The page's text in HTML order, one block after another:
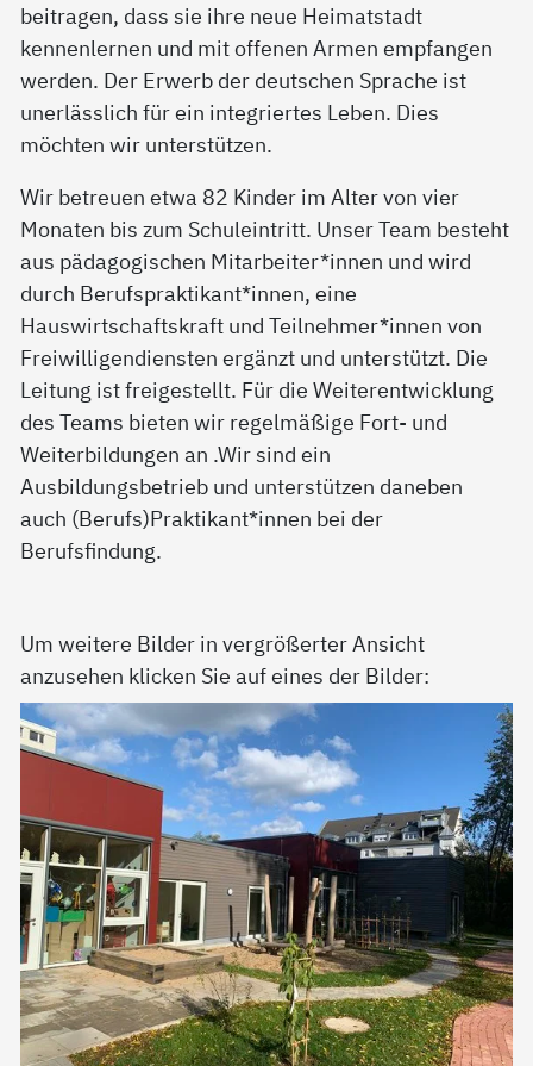
beitragen, dass sie ihre neue Heimatstadt
kennenlernen und mit offenen Armen empfangen
werden. Der Erwerb der deutschen Sprache ist
unerlässlich für ein integriertes Leben. Dies
möchten wir unterstützen.
Wir betreuen etwa 82 Kinder im Alter von vier
Monaten bis zum Schuleintritt. Unser Team besteht
aus pädagogischen Mitarbeiter*innen und wird
durch Berufspraktikant*innen, eine
Hauswirtschaftskraft und Teilnehmer*innen von
Freiwilligendiensten ergänzt und unterstützt. Die
Leitung ist freigestellt. Für die Weiterentwicklung
des Teams bieten wir regelmäßige Fort- und
Weiterbildungen an .Wir sind ein
Ausbildungsbetrieb und unterstützen daneben
auch (Berufs)Praktikant*innen bei der
Berufsfindung.
Um weitere Bilder in vergrößerter Ansicht
anzusehen klicken Sie auf eines der Bilder: